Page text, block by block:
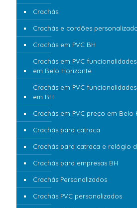
Crachás
Crachás e cordões
Crachás em PVC BH
Crachás em PVC
em Belo Horizonte
Crachás em PVC
em BH
Crachás em PVC preço em Belo
Crachás para catraca
Crachás para catraca e relógio
Crachás para empresas BH
Crachás Personalizados
Crachás PVC personalizados